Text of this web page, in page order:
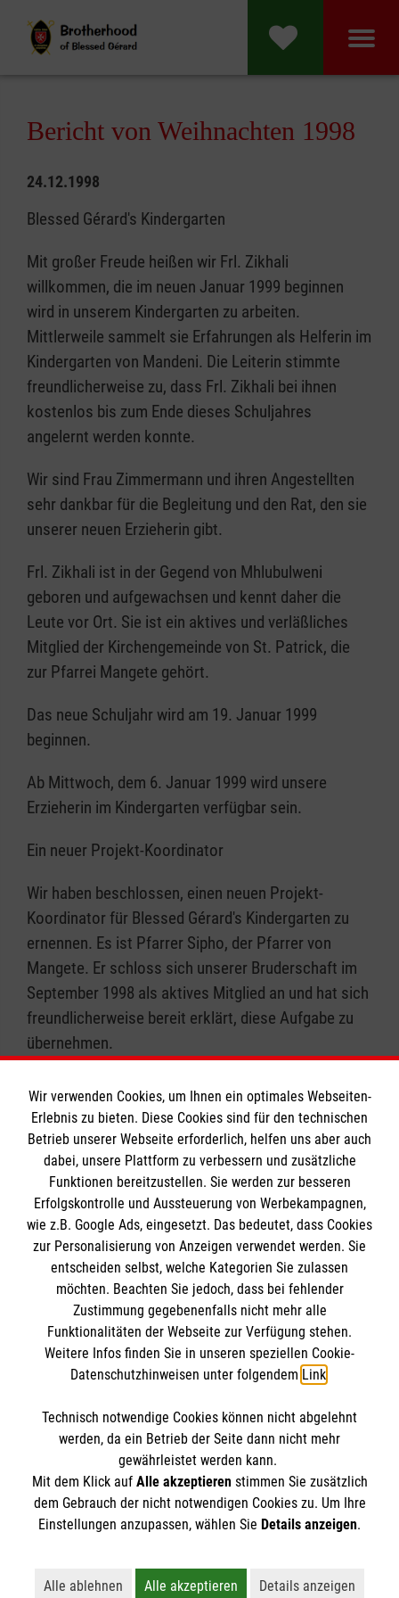
Bericht von Weihnachten 1998
24.12.1998
Blessed Gérard's Kindergarten
Mit großer Freude heißen wir Frl. Zikhali
willkommen, die im neuen Januar 1999 beginnen
wird in unserem Kindergarten zu arbeiten.
Mittlerweile sammelt sie Erfahrungen als Helferin im
Kindergarten von Mandeni. Die Leiterin stimmte
freundlicherweise zu, dass Frl. Zikhali bei ihnen
kostenlos bis zum Ende dieses Schuljahres
angelernt werden konnte.
Wir sind Frau Zimmermann und ihren Angestellten
sehr dankbar für die Begleitung und den Rat, den sie
unserer neuen Erzieherin gibt.
Frl. Zikhali ist in der Gegend von Mhlubulweni
geboren und aufgewachsen und kennt daher die
Leute vor Ort. Sie ist ein aktives und verläßliches
Mitglied der Kirchengemeinde von St. Patrick, die
zur Pfarrei Mangete gehört.
Das neue Schuljahr wird am 19. Januar 1999
beginnen.
Ab Mittwoch, dem 6. Januar 1999 wird unsere
Erzieherin im Kindergarten verfügbar sein.
Ein neuer Projekt-Koordinator
Wir haben beschlossen, einen neuen Projekt-
Koordinator für Blessed Gérard's Kindergarten zu
ernennen. Es ist Pfarrer Sipho, der Pfarrer von
Mangete. Er schloss sich unserer Bruderschaft im
September 1998 als aktives Mitglied an und hat sich
freundlicherweise bereit erklärt, diese Aufgabe zu
übernehmen.
Zurück zu allen Meldungen
Brotherhood of Blessed Gérard
Order of Malta
Our organisation
Care Centre
Child Care
Emergency aid
How you can help
Information
Imprint
Data protection
Our address in South Africa
Brotherhood of Blessed Gérard
P O Box 440
Republic of South Africa
Social networks
Wir verwenden Cookies, um Ihnen ein optimales Webseiten-
Erlebnis zu bieten. Diese Cookies sind für den technischen
Betrieb unserer Webseite erforderlich, helfen uns aber auch
dabei, unsere Plattform zu verbessern und zusätzliche
Funktionen bereitzustellen. Sie werden zur besseren
Erfolgskontrolle und Aussteuerung von Werbekampagnen,
wie z.B. Google Ads, eingesetzt. Das bedeutet, dass Cookies
zur Personalisierung von Anzeigen verwendet werden. Sie
entscheiden selbst, welche Kategorien Sie zulassen
möchten. Beachten Sie jedoch, dass bei fehlender
Zustimmung gegebenenfalls nicht mehr alle
Funktionalitäten der Webseite zur Verfügung stehen.
Weitere Infos finden Sie in unseren speziellen Cookie-
Datenschutzhinweisen unter folgendem Link.
Technisch notwendige Cookies können nicht abgelehnt
werden, da ein Betrieb der Seite dann nicht mehr
gewährleistet werden kann.
Mit dem Klick auf Alle akzeptierenstimmen Sie zusätzlich
dem Gebrauch der nicht notwendigen Cookies zu. Um Ihre
Einstellungen anzupassen, wählen Sie Details anzeigen.
Alle ablehnen
Alle akzeptieren
Details anzeigen